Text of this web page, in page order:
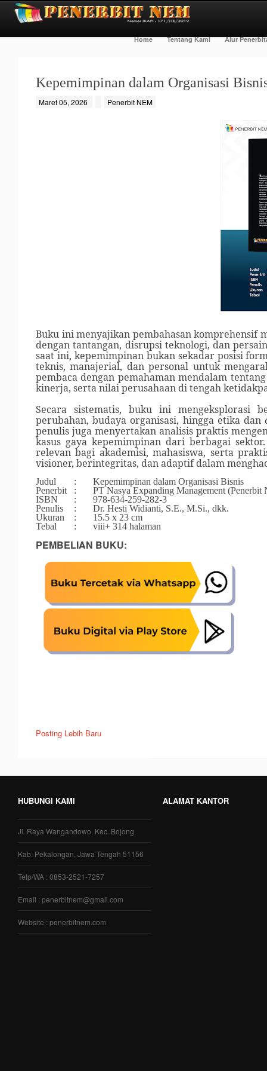
Home Tentang Kami Alur
Kepemimpinan dalam Organisasi
Maret 05, 2026 Penerbit NEM
Buku ini menyajikan pembahasan komprehensif
dengan tantangan, disrupsi teknologi, dan
saat ini, kepemimpinan bukan sekadar posisi
teknis, manajerial, dan personal untuk
pembaca dengan pemahaman mendalam
kinerja, serta nilai perusahaan di tengah
Secara sistematis, buku ini mengeksplorasi
perubahan, budaya organisasi, hingga etika dan
penulis juga menyertakan analisis praktis
kasus gaya kepemimpinan dari berbagai
relevan bagi akademisi, mahasiswa, serta
visioner, berintegritas, dan adaptif dalam
Judul :
Kepemimpinan dalam Organisasi Bisnis
Penerbit
:
PT Nasya Expanding Management (Penerbit
ISBN
:
978-634-259-282-3
Penulis
:
Dr. Hesti Widianti, S.E., M.Si., dkk.
Ukuran
:
15.5 x 23 cm
Tebal
: viii+ 314 halaman
PEMBELIAN BUKU:
Posting Lebih Baru
HUBUNGI KAMI
Jl. Raya Wangandowo, Kec. Bojong,
Kab. Pekalongan, Jawa Tengah 51156
Telp/WA : 0853-2521-7257
Email : penerbitnem@gmail.com
Website : penerbitnem.com
ALAMAT KANTOR